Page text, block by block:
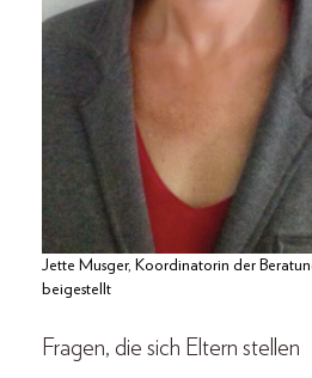
Jette Musger, Koordinatorin der
beigestellt
Fragen, die sich Eltern stellen